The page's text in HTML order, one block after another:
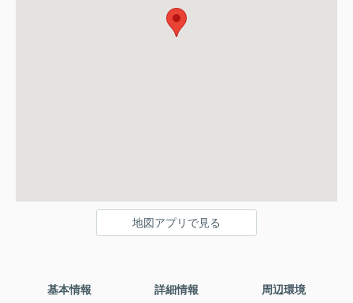
地図アプリで見る
基本情報 詳細情報 周辺環境